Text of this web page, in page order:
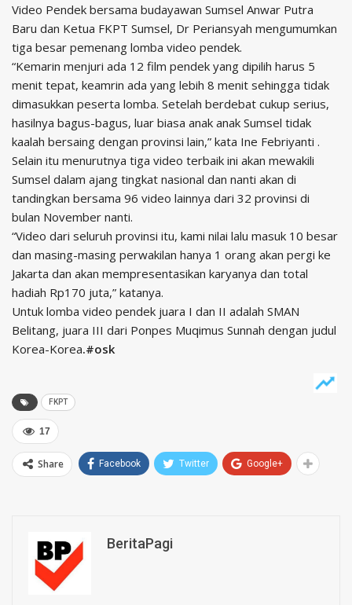
Video Pendek bersama budayawan Sumsel Anwar Putra
Baru dan Ketua FKPT Sumsel, Dr Periansyah mengumumkan
tiga besar pemenang lomba video pendek.
“Kemarin menjuri ada 12 film pendek yang dipilih harus 5
menit tepat, keamrin ada yang lebih 8 menit sehingga tidak
dimasukkan peserta lomba. Setelah berdebat cukup serius,
hasilnya bagus-bagus, luar biasa anak anak Sumsel tidak
kaalah bersaing dengan provinsi lain,” kata Ine Febriyanti .
Selain itu menurutnya tiga video terbaik ini akan mewakili
Sumsel dalam ajang tingkat nasional dan nanti akan di
tandingkan bersama 96 video lainnya dari 32 provinsi di
bulan November nanti.
“Video dari seluruh provinsi itu, kami nilai lalu masuk 10 besar
dan masing-masing perwakilan hanya 1 orang akan pergi ke
Jakarta dan akan mempresentasikan karyanya dan total
hadiah Rp170 juta,” katanya.
Untuk lomba video pendek juara I dan II adalah SMAN
Belitang, juara III dari Ponpes Muqimus Sunnah dengan judul
Korea-Korea.#osk
FKPT
17
Share Facebook Twitter Google+
BeritaPagi